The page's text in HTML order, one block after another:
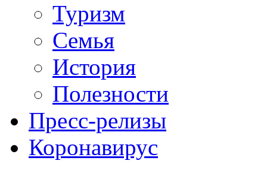
Туризм
Семья
История
Полезности
Пресс-релизы
Коронавирус